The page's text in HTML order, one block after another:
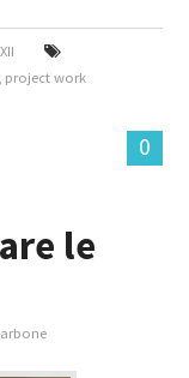
project work
0
le